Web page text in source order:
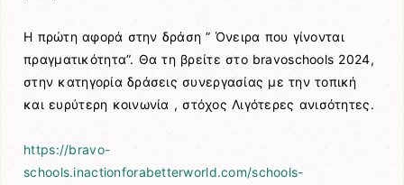
Η πρώτη αφορά στην δράση ” Όνειρα που γίνονται
πραγματικότητα”. Θα τη βρείτε στο bravoschools 2024,
στην κατηγορία δράσεις συνεργασίας με την τοπική
και ευρύτερη κοινωνία , στόχος Λιγότερες ανισότητες.
https://bravo-
schools.inactionforabetterworld.com/schools-